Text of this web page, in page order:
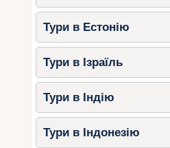
Цей курорт розташований
острові Праслін та
сімейних канікул.
Приватні басейни в
Клуб Raffles Kidsз
навчальними
Пляж Anse
та м’який пісок.
Тури в Естонію
Тури в Ізраїль
Тури в Індію
Тури в Індонезію